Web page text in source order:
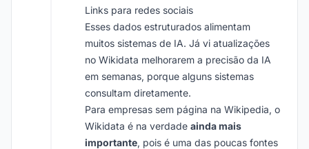
Links para redes sociais
Esses dados estruturados alimentam
muitos sistemas de IA. Já vi atualizações
no Wikidata melhorarem a precisão da IA
em semanas, porque alguns sistemas
consultam diretamente.
Para empresas sem página na Wikipedia, o
Wikidata é na verdade ainda mais
importante, pois é uma das poucas fontes